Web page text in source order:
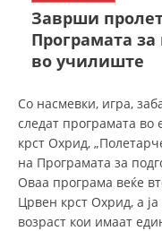
ЧЛЕНСТВО
Заврши
Програмата за
во училиште
Со насмевки, игра,
следат програмата во
крст Охрид,
на Програмата за
Оваа програма веќе
Црвен крст Охрид, а
возраст кои имаат